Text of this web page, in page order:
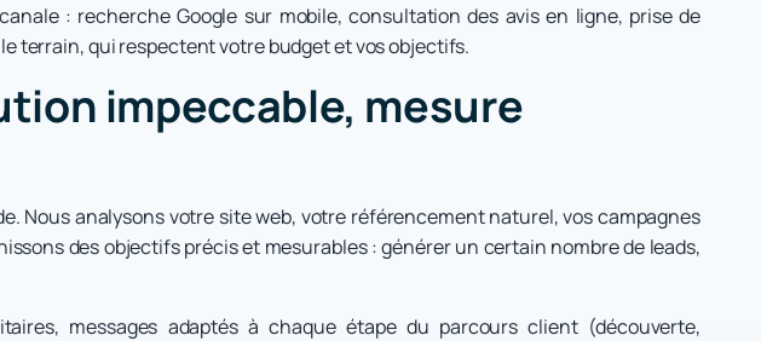
: recherche Google sur mobile, consultation des avis en ligne, prise de
terrain, qui respectent votre budget et vos objectifs.
impeccable, mesure
Nous analysons votre site web, votre référencement naturel, vos campagnes
des objectifs précis et mesurables : générer un certain nombre de leads,
messages adaptés à chaque étape du parcours client (découverte,